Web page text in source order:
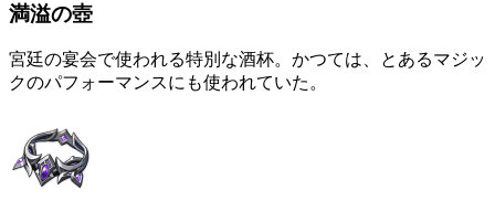
満溢の壺
宮廷の宴会で使われる特別な酒杯。かつては、とあるマジッ
クのパフォーマンスにも使われていた。